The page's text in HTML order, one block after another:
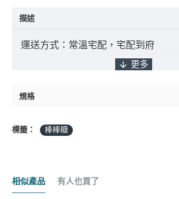
描述
運送方式：常溫宅配，宅配到府
付款方式：ATM轉帳 / 貨到付款 / 臨
*採匯款付款之客戶，商品將
規格
標籤： 棒棒糖
相似產品 有人也買了